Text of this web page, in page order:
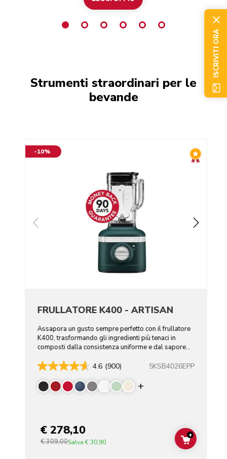
Strumenti straordinari per le
bevande
-10%
FRULLATORE K400 - ARTISAN
Assapora un gusto sempre perfetto con il frullatore
K400, trasformando gli ingredienti più tenaci in
composti dalla consistenza uniforme e dal sapore
4.6 (900) 5KSB4026EPP
Display more
€ 278,10
€ 309,00Salva € 30,90 ADD TO
+
ISCRIVITI ORA